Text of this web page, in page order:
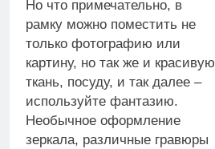
Но что примечательно, в
рамку можно поместить не
только фотографию или
картину, но так же и красивую
ткань, посуду, и так далее –
используйте фантазию.
Необычное оформление
зеркала, различные гравюры